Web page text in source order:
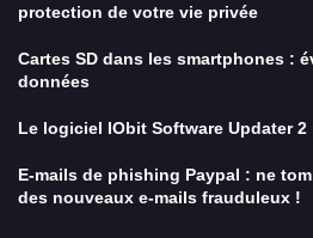
protection de votre vie privée
Cartes SD dans les smartphones :
données
Le logiciel IObit Software Updater 2
E-mails de phishing Paypal : ne
des nouveaux e-mails frauduleux !